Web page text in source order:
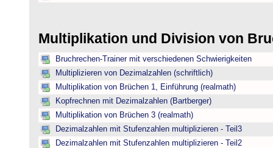
Multiplikation und Division von
Bruchrechen-Trainer mit verschiedenen Schwierigkeiten
Multiplizieren von Dezimalzahlen (schriftlich)
Multiplikation von Brüchen 1, Einführung (realmath)
Kopfrechnen mit Dezimalzahlen (Bartberger)
Multiplikation von Brüchen 3 (realmath)
Dezimalzahlen mit Stufenzahlen multiplizieren - Teil3
Dezimalzahlen mit Stufenzahlen multiplizieren - Teil2